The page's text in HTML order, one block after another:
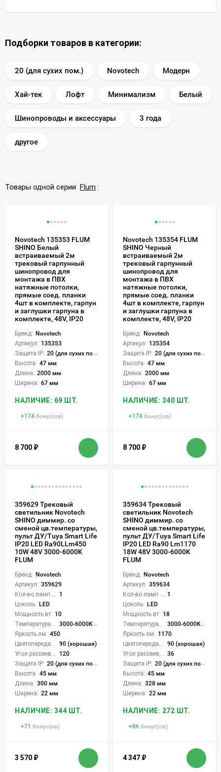
Подборки товаров в категории:
20 (для сухих пом.) Novotech Модерн
Хай-тек Лофт Минимализм Белый
Шинопроводы и аксессуары 3 года
другое
Товары одной серии Flum :
Novotech 135353 FLUM
SHINO Белый
встраиваемый 2м
трековый гарпунный
шинопровод для
монтажа в ПВХ
натяжные потолки,
прямые соед. планки
4шт в комплекте, гарпун
и заглушки гарпуна в
комплекте, 48V, IP20
Бренд: Novotech
Артикул: 135353
Защита IP: 20 (для сухих пом.)
Высота: 47 мм
Длина: 2000 мм
Ширина: 67 мм
НАЛИЧИЕ: 69 ШТ.
+174 бонус(ов)
8 700 ₽
Novotech 135354 FLUM
SHINO Черный
встраиваемый 2м
трековый гарпунный
шинопровод для
монтажа в ПВХ
натяжные потолки,
прямые соед. планки
4шт в комплекте, гарпун
и заглушки гарпуна в
комплекте, 48V, IP20
Бренд: Novotech
Артикул: 135354
Защита IP: 20 (для сухих пом.)
Высота: 47 мм
Длина: 2000 мм
Ширина: 67 мм
НАЛИЧИЕ: 340 ШТ.
+174 бонус(ов)
8 700 ₽
359629 Трековый
светильник Novotech
SHINO диммир. со
сменой цв.температуры,
пульт ДУ/Tuya Smart Life
IP20 LED Ra90LLm450
10W 48V 3000-6000K
FLUM
Бренд: Novotech
Артикул: 359629
1
Цоколь: LED
Мощность вт: 10
3000-6000K (плавная рег.)
Яркость лм: 450
90 (хорошая)
120
Защита IP: 20 (для сухих пом.)
Высота: 45 мм
Длина: 300 мм
Ширина: 22 мм
НАЛИЧИЕ: 344 ШТ.
+71 бонус(ов)
3 570 ₽
359634 Трековый
светильник Novotech
SHINO диммир. со
сменой цв.температуры,
пульт ДУ/Tuya Smart Life
IP20 LED Ra90 Lm1170
18W 48V 3000-6000K
FLUM
Бренд: Novotech
Артикул: 359634
1
Цоколь: LED
Мощность вт: 18
3000-6000K (плавная рег.)
Яркость лм: 1170
90 (хорошая)
36
Защита IP: 20 (для сухих пом.)
Высота: 45 мм
Длина: 328 мм
Ширина: 22 мм
НАЛИЧИЕ: 272 ШТ.
+86 бонус(ов)
4 347 ₽